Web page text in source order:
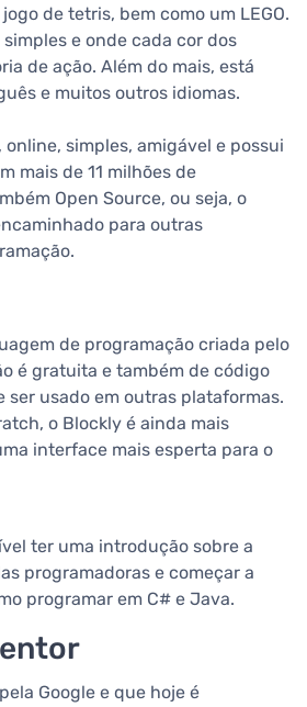
de tetris, bem como um LEGO.
e onde cada cor dos
de ação. Além do mais, está
e muitos outros idiomas.
simples, amigável e possui
mais de 11 milhões de
Open Source, ou seja, o
para outras
de programação criada pelo
é gratuita e também de código
ser usado em outras plataformas.
o Blockly é ainda mais
interface mais esperta para o
ter uma introdução sobre a
programadoras e começar a
programar em C# e Java.
Google e que hoje é